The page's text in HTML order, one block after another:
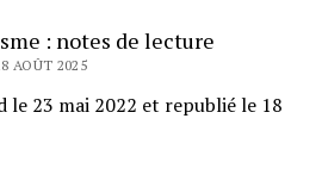
: notes de lecture
AOÛT 2025
le 23 mai 2022 et republié le 18